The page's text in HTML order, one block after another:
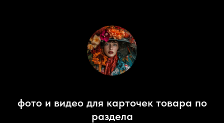
фото и видео для карточек товара по
раздела